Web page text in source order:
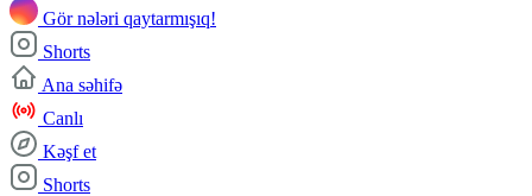
Gör nələri qaytarmışıq!
Shorts
Ana səhifə
Canlı
Kəşf et
Shorts